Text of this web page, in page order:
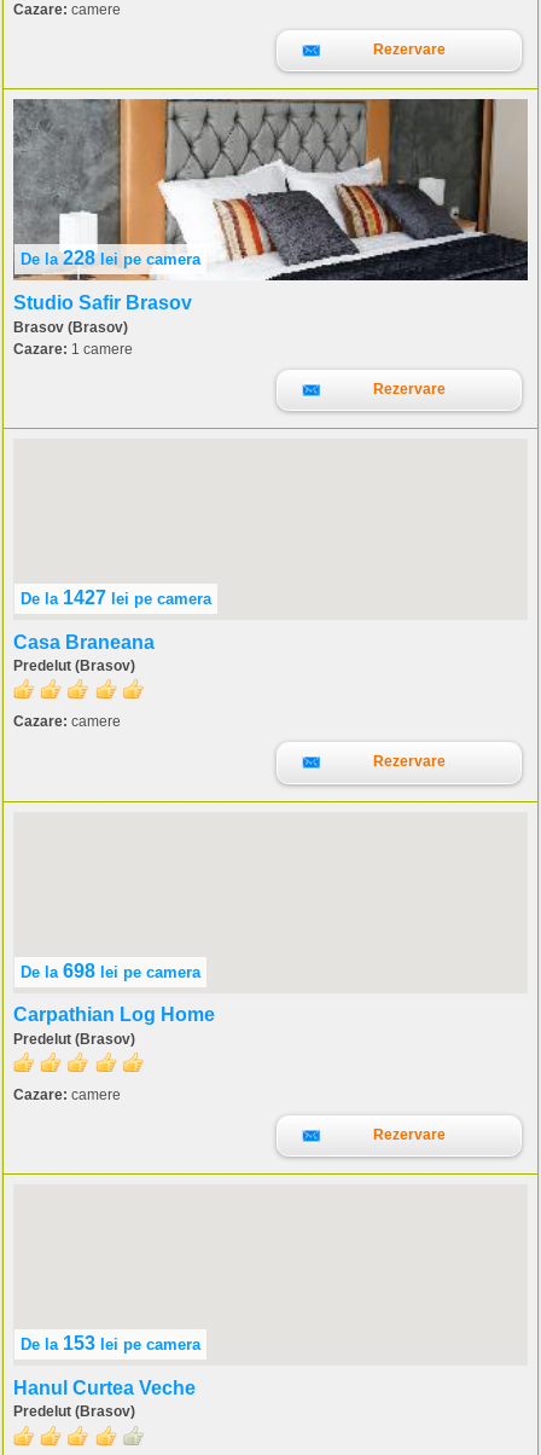
Cazare: camere
Rezervare
De la 228lei pe camera
Studio Safir Brasov
Brasov (Brasov)
Cazare: 1 camere
Rezervare
De la 1427 lei pe camera
Casa Braneana
Predelut (Brasov)
Cazare: camere
Rezervare
De la 698 lei pe camera
Carpathian Log Home
Predelut (Brasov)
Cazare: camere
Rezervare
De la 153 lei pe camera
Hanul Curtea Veche
Predelut (Brasov)